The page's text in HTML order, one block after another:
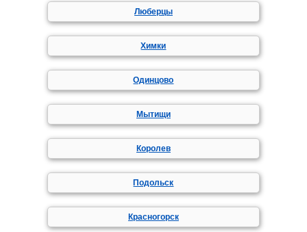
Люберцы
Химки
Одинцово
Мытищи
Королев
Подольск
Красногорск